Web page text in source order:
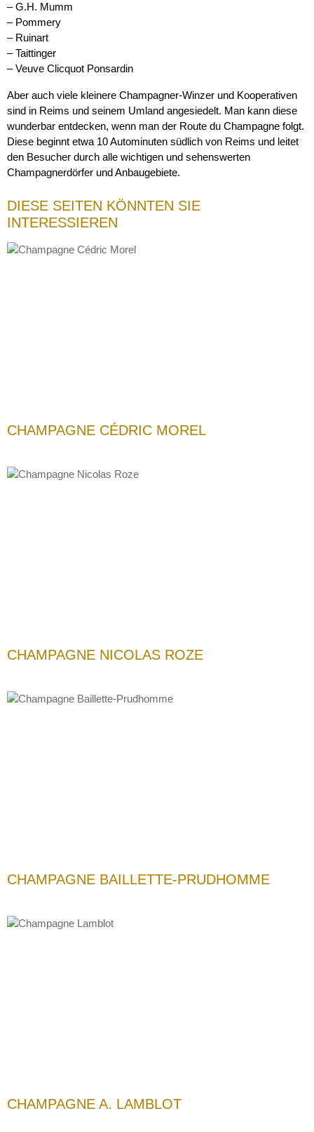
– G.H. Mumm
– Pommery
– Ruinart
– Taittinger
– Veuve Clicquot Ponsardin
Aber auch viele kleinere Champagner-Winzer und Kooperativen
sind in Reims und seinem Umland angesiedelt. Man kann diese
wunderbar entdecken, wenn man der Route du Champagne folgt.
Diese beginnt etwa 10 Autominuten südlich von Reims und leitet
den Besucher durch alle wichtigen und sehenswerten
Champagnerdörfer und Anbaugebiete.
DIESE SEITEN KÖNNTEN SIE
INTERESSIEREN
CHAMPAGNE CÉDRIC MOREL
CHAMPAGNE NICOLAS ROZE
CHAMPAGNE BAILLETTE-PRUDHOMME
CHAMPAGNE A. LAMBLOT